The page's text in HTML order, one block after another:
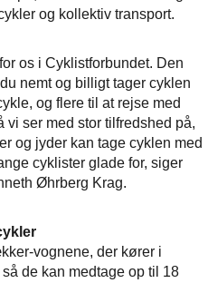
og kollektiv transport.
os i Cyklistforbundet. Den
nemt og billigt tager cyklen
og flere til at rejse med
vi ser med stor tilfredshed på,
og jyder kan tage cyklen med
cyklister glade for, siger
Øhrberg Krag.
vognene, der kører i
de kan medtage op til 18